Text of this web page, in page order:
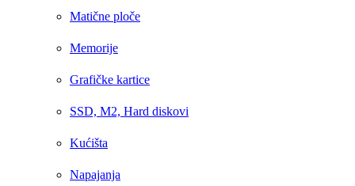
Matične ploče
Memorije
Grafičke kartice
SSD, M2, Hard diskovi
Kućišta
Napajanja